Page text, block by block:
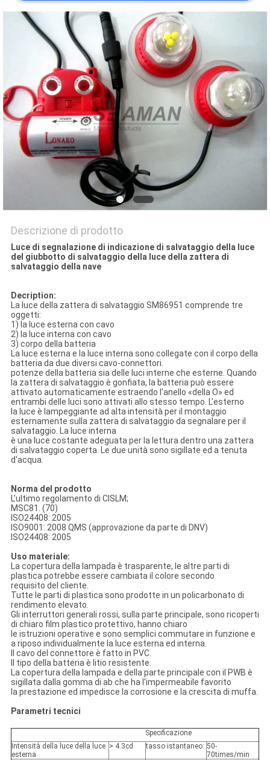
Descrizione di prodotto
Luce di segnalazione di indicazione di salvataggio della luce
del giubbotto di salvataggio della luce della zattera di
salvataggio della nave
Decription:
La luce della zattera di salvataggio SM86951 comprende tre
oggetti:
1) la luce esterna con cavo
2) la luce interna con cavo
3) corpo della batteria
La luce esterna e la luce interna sono collegate con il corpo della
batteria da due diversi cavo-connettori.
potenze della batteria sia delle luci interne che esterne. Quando
la zattera di salvataggio è gonfiata, la batteria può essere
attivato automaticamente estraendo l'anello «della O» ed
entrambi delle luci sono attivati allo stesso tempo. L'esterno
la luce è lampeggiante ad alta intensità per il montaggio
esternamente sulla zattera di salvataggio da segnalare per il
salvataggio. La luce interna
è una luce costante adeguata per la lettura dentro una zattera
di salvataggio coperta. Le due unità sono sigillate ed a tenuta
d'acqua.
Norma del prodotto
L'ultimo regolamento di CISLM;
MSC81. (70)
ISO24408: 2005
ISO9001: 2008 QMS (approvazione da parte di DNV)
ISO24408: 2005
Uso materiale:
La copertura della lampada è trasparente, le altre parti di
plastica potrebbe essere cambiata il colore secondo
requisito del cliente.
Tutte le parti di plastica sono prodotte in un policarbonato di
rendimento elevato.
Gli interruttori generali rossi, sulla parte principale, sono ricoperti
di chiaro film plastico protettivo, hanno chiaro
le istruzioni operative e sono semplici commutare in funzione e
a riposo individualmente la luce esterna ed interna.
Il cavo del connettore è fatto in PVC.
Il tipo della batteria è litio resistente.
La copertura della lampada e della parte principale con il PWB è
sigillata dalla gomma di ab che ha l'impermeabile favorito
la prestazione ed impedisce la corrosione e la crescita di muffa.
Parametri tecnici
Specificazione
Intensità della luce della luce
esterna
> 4.3cd tasso istantaneo: 50-
70times/min